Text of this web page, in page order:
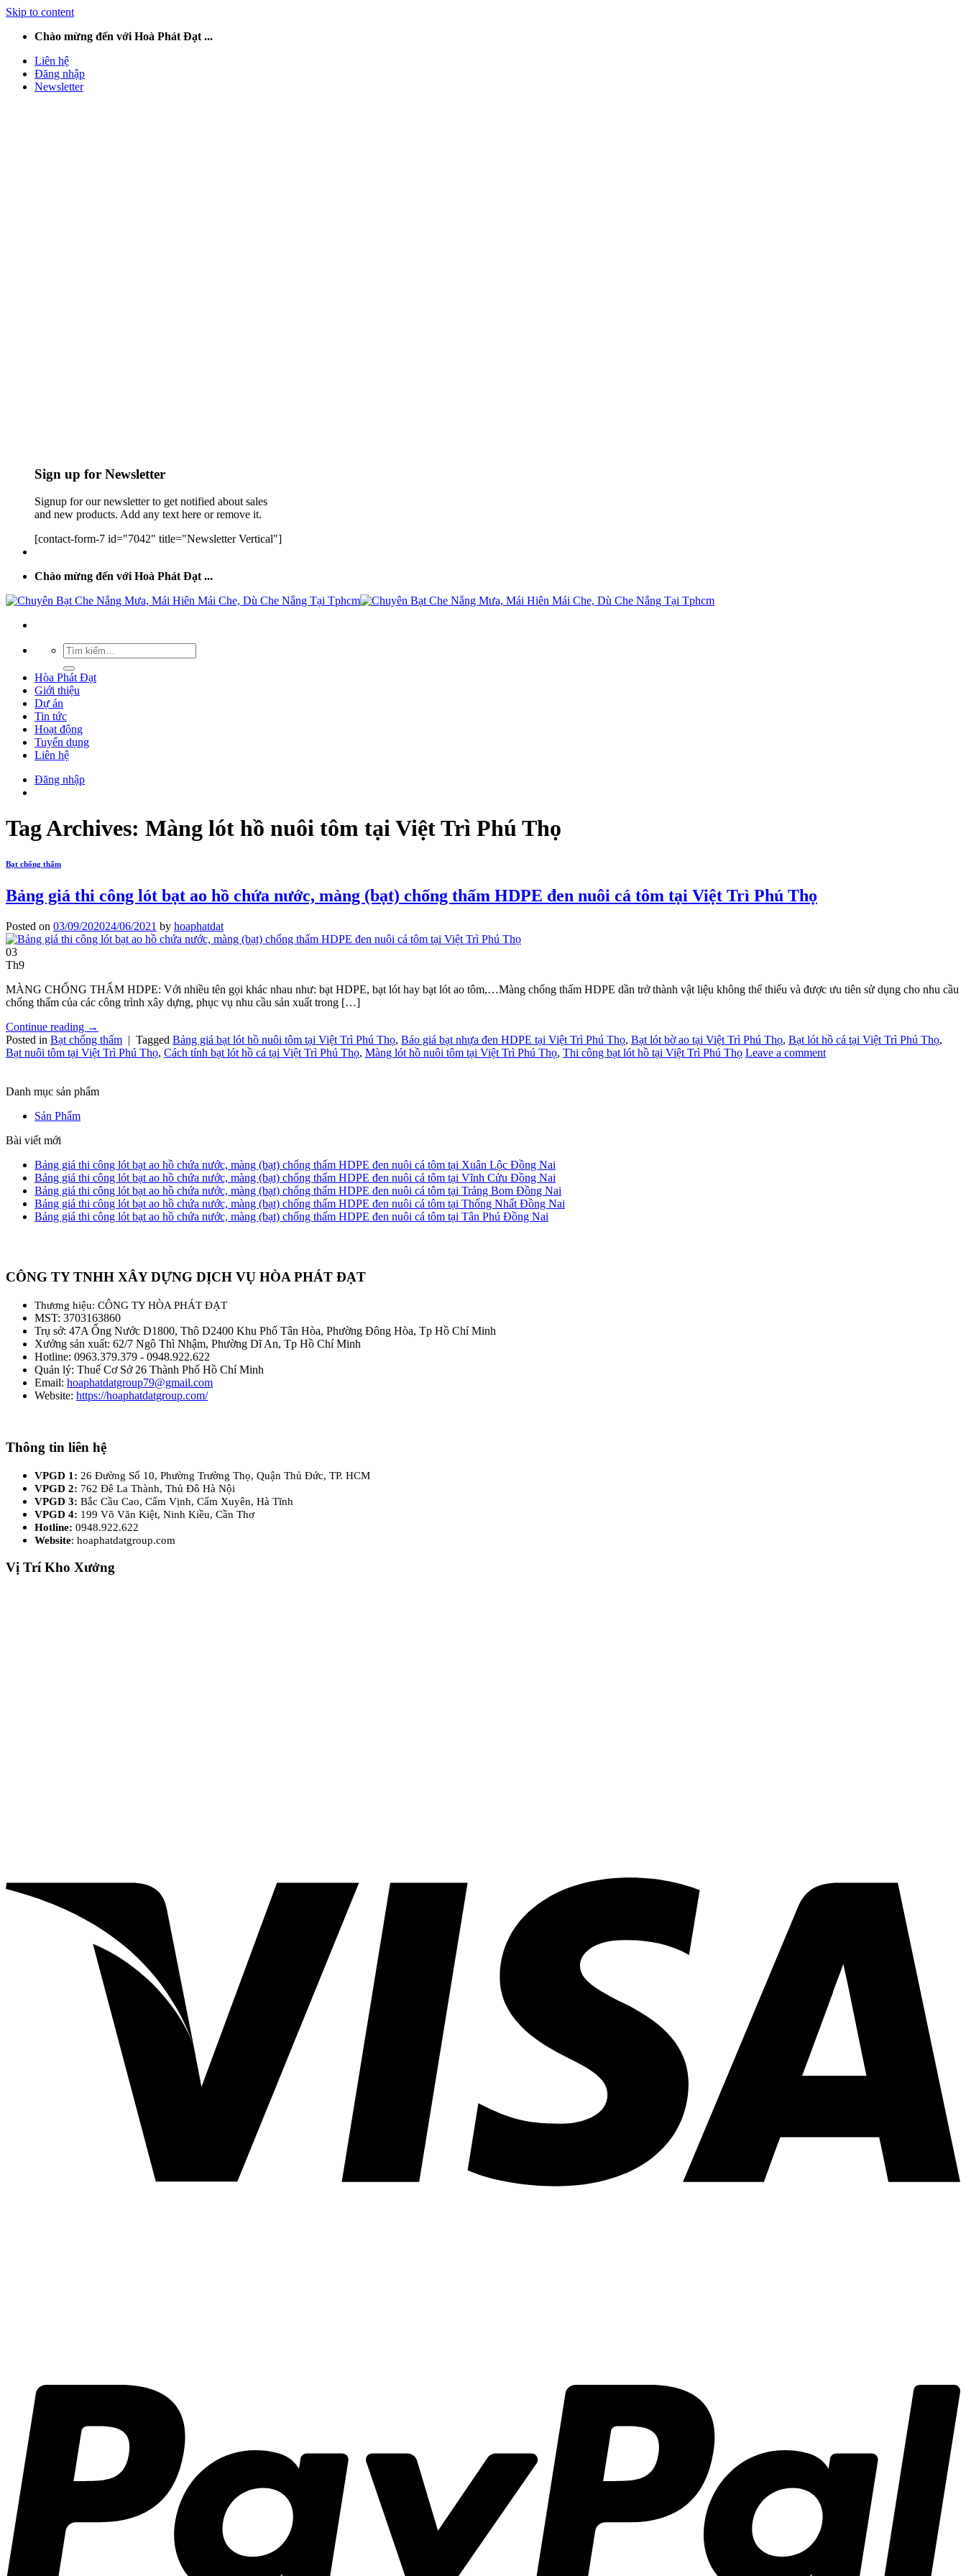
Skip to content
Chào mừng đến với Hoà Phát Đạt ...
Liên hệ
Đăng nhập
Newsletter
Sign up for Newsletter
Signup for our newsletter to get notified about sales
and new products. Add any text here or remove it.
[contact-form-7 id="7042" title="Newsletter Vertical"]
Chào mừng đến với Hoà Phát Đạt ...
Hòa Phát Đạt
Giới thiệu
Dự án
Tin tức
Hoạt động
Tuyển dụng
Liên hệ
Đăng nhập
Tag Archives: Màng lót hồ nuôi tôm tại Việt Trì Phú Thọ
Bạt chống thấm
Bảng giá thi công lót bạt ao hồ chứa nước, màng (bạt) chống thấm HDPE đen nuôi cá tôm tại Việt Trì Phú Thọ
Posted on 03/09/202024/06/2021 by hoaphatdat
03
Th9
MÀNG CHỐNG THẤM HDPE: Với nhiều tên gọi khác nhau như: bạt HDPE, bạt lót hay bạt lót ao tôm,…Màng chống thấm HDPE dần trở thành vật liệu không thể thiếu và được ưu tiên sử dụng cho nhu cầu
chống thấm của các công trình xây dựng, phục vụ nhu cầu sản xuất trong […]
Continue reading →
Posted in Bạt chống thấm | Tagged Bảng giá bạt lót hồ nuôi tôm tại Việt Trì Phú Thọ, Báo giá bạt nhựa đen HDPE tại Việt Trì Phú Thọ, Bạt lót bờ ao tại Việt Trì Phú Thọ, Bạt lót hồ cá tại Việt Trì Phú Thọ,
Bạt nuôi tôm tại Việt Trì Phú Thọ, Cách tính bạt lót hồ cá tại Việt Trì Phú Thọ, Màng lót hồ nuôi tôm tại Việt Trì Phú Thọ, Thi công bạt lót hồ tại Việt Trì Phú Thọ Leave a comment
Danh mục sản phẩm
Sản Phẩm
Bài viết mới
Bảng giá thi công lót bạt ao hồ chứa nước, màng (bạt) chống thấm HDPE đen nuôi cá tôm tại Xuân Lộc Đồng Nai
Bảng giá thi công lót bạt ao hồ chứa nước, màng (bạt) chống thấm HDPE đen nuôi cá tôm tại Vĩnh Cửu Đồng Nai
Bảng giá thi công lót bạt ao hồ chứa nước, màng (bạt) chống thấm HDPE đen nuôi cá tôm tại Trảng Bom Đồng Nai
Bảng giá thi công lót bạt ao hồ chứa nước, màng (bạt) chống thấm HDPE đen nuôi cá tôm tại Thống Nhất Đồng Nai
Bảng giá thi công lót bạt ao hồ chứa nước, màng (bạt) chống thấm HDPE đen nuôi cá tôm tại Tân Phú Đồng Nai
CÔNG TY TNHH XÂY DỰNG DỊCH VỤ HÒA PHÁT ĐẠT
Thương hiệu: CÔNG TY HÒA PHÁT ĐẠT
MST: 3703163860
Trụ sở: 47A Ống Nước D1800, Thô D2400 Khu Phố Tân Hòa, Phường Đông Hòa, Tp Hồ Chí Minh
Xưởng sản xuất: 62/7 Ngô Thì Nhậm, Phường Dĩ An, Tp Hồ Chí Minh
Hotline: 0963.379.379 - 0948.922.622
Quản lý: Thuế Cơ Sở 26 Thành Phố Hồ Chí Minh
Email: hoaphatdatgroup79@gmail.com
Website: https://hoaphatdatgroup.com/
Thông tin liên hệ
VPGD 1: 26 Đường Số 10, Phường Trường Thọ, Quận Thủ Đức, TP. HCM
VPGD 2: 762 Đê La Thành, Thủ Đô Hà Nội
VPGD 3: Bắc Cầu Cao, Cẩm Vịnh, Cẩm Xuyên, Hà Tĩnh
VPGD 4: 199 Võ Văn Kiệt, Ninh Kiều, Cần Thơ
Hotline: 0948.922.622
Website: hoaphatdatgroup.com
Vị Trí Kho Xưởng